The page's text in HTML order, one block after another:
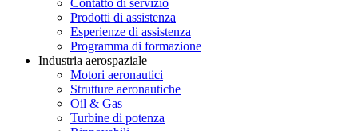
Contatto di servizio
Prodotti di assistenza
Esperienze di assistenza
Programma di formazione
Industria aerospaziale
Motori aeronautici
Strutture aeronautiche
Oil & Gas
Turbine di potenza